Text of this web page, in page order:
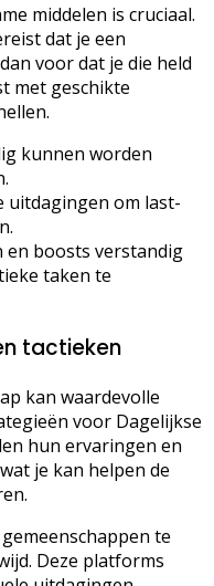
middelen is cruciaal.
dat je een
voor dat je die held
met geschikte
kunnen worden
uitdagingen om last-
boosts verstandig
taken te
tactieken
kan waardevolle
voor Dagelijkse
hun ervaringen en
je kan helpen de
te
Deze platforms